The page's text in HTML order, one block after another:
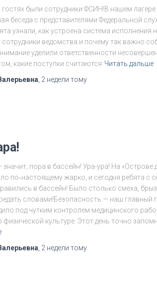
гостях были сотрудники ФСИН!В нашем
беседа с представителями Федеральной
узнали, как устроена система исполнения
ведомства и почему так важно
уделили ответственности
какие поступки считаются Читать дальше
2 недели тому
пора в бассейн! Ура-ура! На «Острове
по‑настоящему жарко, и сегодня ребята с
в бассейн! Было столько смеха,
словами!Безопасность — наш главный
под чутким контролем медицинского
физической культуре. Этот день точно
2 недели тому